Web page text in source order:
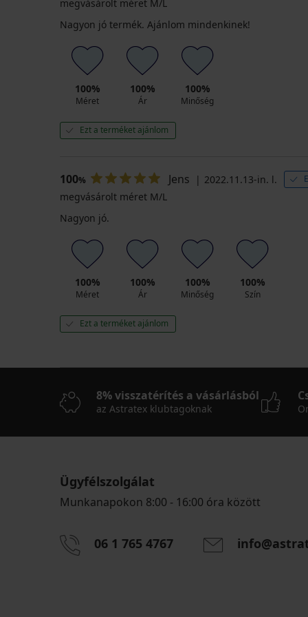
megvásárolt méret M/L
Nagyon jó termék. Ajánlom mindenkinek!
100%
Méret
100%
Ár
100%
Minőség
Ezt a terméket ajánlom
100% Jens 2022.11.13-in. l.
megvásárolt méret M/L
Nagyon jó.
100%
Méret
100%
Ár
100%
Minőség
100%
Szín
Ezt a terméket ajánlom
8% visszatérítés a vásárlásból
az Astratex klubtagoknak
Ügyfélszolgálat
Munkanapokon 8:00 - 16:00 óra között
06 1 765 4767